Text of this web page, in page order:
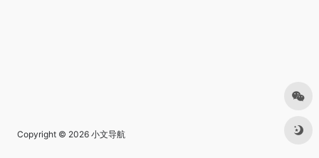
Copyright © 2026 小文导航